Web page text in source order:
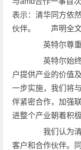
表示：清华同方依
伙伴。 声明全文
英特尔尊重
英特尔始终
户提供产业的价值
一步实施，我们将
伴紧密合作，加强
进整个产业朝着积
我们认为清
客户和合作伙伴。